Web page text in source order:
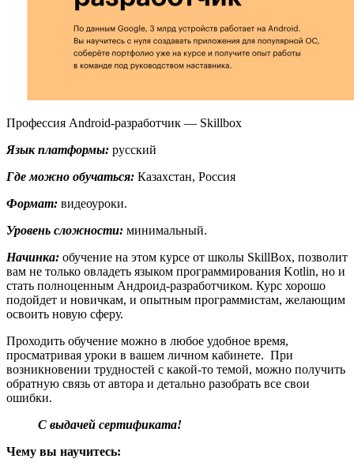
Профессия Android-разработчик — Skillbox
Язык платформы: русский
Где можно обучаться: Казахстан, Россия
Формат: видеоуроки.
Уровень сложности: минимальный.
Начинка: обучение на этом курсе от школы SkillBox, позволит
вам не только овладеть языком программирования Kotlin, но и
стать полноценным Андроид-разработчиком. Курс хорошо
подойдет и новичкам, и опытным программистам, желающим
освоить новую сферу.
Проходить обучение можно в любое удобное время,
просматривая уроки в вашем личном кабинете. При
возникновении трудностей с какой-то темой, можно получить
обратную связь от автора и детально разобрать все свои
ошибки.
С выдачей сертификата!
Чему вы научитесь: